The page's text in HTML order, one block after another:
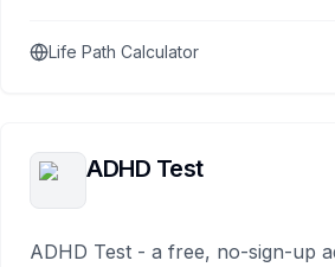
Life Path Calculator
ADHD Test
ADHD Test - a free, no-sign-up